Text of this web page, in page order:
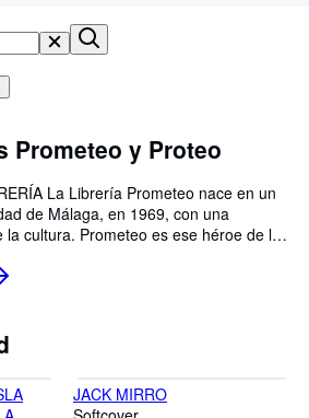
CLOSE
Prometeo y Proteo
nace en un
de Málaga, en 1969, con una
la cultura. Prometeo es ese héroe de la
la Librería Proteo. El nombre hace
en una empresa cada vez
de su vocación germinal de
y equitativo. En todo ello seguimos,
JACK MIRRO